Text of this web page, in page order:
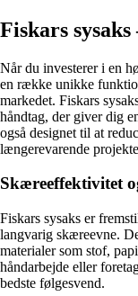
Fiskars
Når du investerer i en
en række unikke
markedet. Fiskars
håndtag, der giver dig
også designet til at
længerevarende
Skæreeffektivitet
Fiskars sysaks er
langvarig skæreevne.
materialer som stof,
håndarbejde eller
bedste følgesvend.